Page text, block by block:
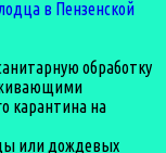
обработку
карантина на
или дождевых